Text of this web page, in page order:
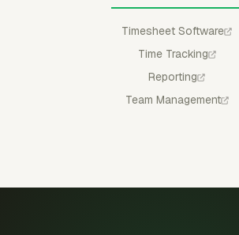
Timesheet Software
Time Tracking
Reporting
Team Management